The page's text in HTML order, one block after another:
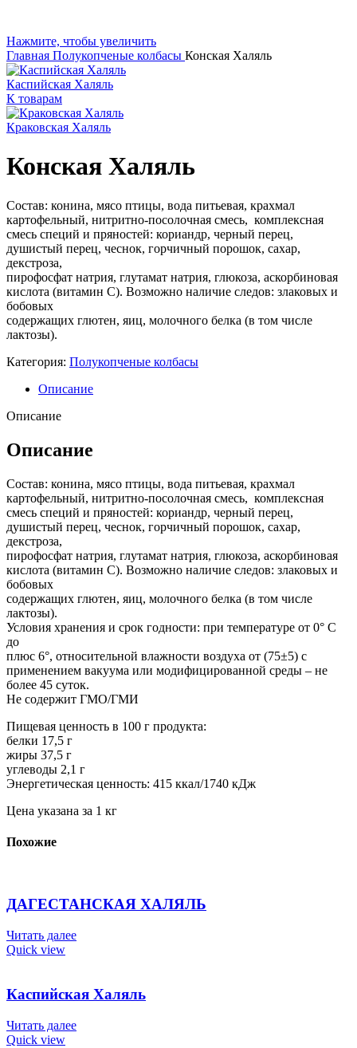
Нажмите, чтобы увеличить
Главная Полукопченые колбасы Конская Халяль
Каспийская Халяль
К товарам
Краковская Халяль
Конская Халяль
Состав: конина, мясо птицы, вода питьевая, крахмал
картофельный, нитритно-посолочная смесь, комплексная
смесь специй и пряностей: кориандр, черный перец,
душистый перец, чеснок, горчичный порошок, сахар,
декстроза,
пирофосфат натрия, глутамат натрия, глюкоза, аскорбиновая
кислота (витамин С). Возможно наличие следов: злаковых и
бобовых
содержащих глютен, яиц, молочного белка (в том числе
лактозы).
Категория: Полукопченые колбасы
Описание
Описание
Описание
Состав: конина, мясо птицы, вода питьевая, крахмал
картофельный, нитритно-посолочная смесь, комплексная
смесь специй и пряностей: кориандр, черный перец,
душистый перец, чеснок, горчичный порошок, сахар,
декстроза,
пирофосфат натрия, глутамат натрия, глюкоза, аскорбиновая
кислота (витамин С). Возможно наличие следов: злаковых и
бобовых
содержащих глютен, яиц, молочного белка (в том числе
лактозы).
Условия хранения и срок годности: при температуре от 0° С
до
плюс 6°, относительной влажности воздуха от (75±5) с
применением вакуума или модифицированной среды – не
более 45 суток.
Не содержит ГМО/ГМИ
Пищевая ценность в 100 г продукта:
белки 17,5 г
жиры 37,5 г
углеводы 2,1 г
Энергетическая ценность: 415 ккал/1740 кДж
Цена указана за 1 кг
Похожие
ДАГЕСТАНСКАЯ ХАЛЯЛЬ
Читать далее
Quick view
Каспийская Халяль
Читать далее
Quick view